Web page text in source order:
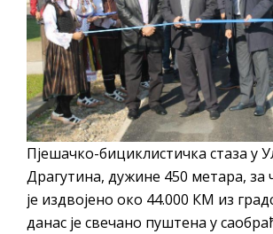
Пјешачко-бициклистичка стаза у
Драгутина, дужине 450 метара, за
је издвојено око 44.000 КМ из
данас је свечано пуштена у